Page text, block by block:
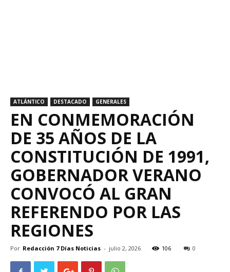
ATLÁNTICO DESTACADO GENERALES
EN CONMEMORACIÓN
DE 35 AÑOS DE LA
CONSTITUCIÓN DE 1991,
GOBERNADOR VERANO
CONVOCÓ AL GRAN
REFERENDO POR LAS
REGIONES
Por Redacción 7 Días Noticias - julio 2, 2026 106 0